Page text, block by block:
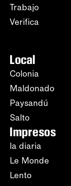
Trabajo
Verifica
Local
Colonia
Maldonado
Paysandú
Salto
Impresos
la diaria
Le Monde
Lento